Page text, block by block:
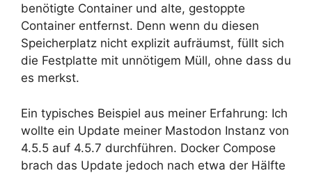
benötigte Container und alte, gestoppte
Container entfernst. Denn wenn du diesen
Speicherplatz nicht explizit aufräumst, füllt sich
die Festplatte mit unnötigem Müll, ohne dass du
es merkst.
Ein typisches Beispiel aus meiner Erfahrung: Ich
wollte ein Update meiner Mastodon Instanz von
4.5.5 auf 4.5.7 durchführen. Docker Compose
brach das Update jedoch nach etwa der Hälfte